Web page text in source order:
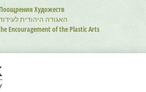
Художеств
האגודה היהודית
Encouragement of the Plastic Arts